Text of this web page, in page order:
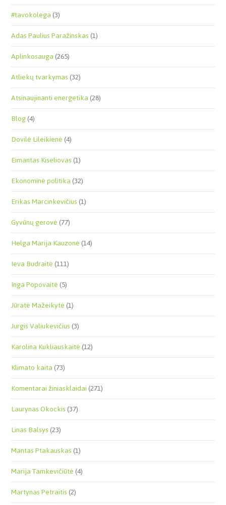
#tavokolega(3)
Adas Paulius Paražinskas(1)
Aplinkosauga(265)
Atliekų tvarkymas(32)
Atsinaujinanti energetika(28)
Blog(4)
Dovilė Lileikienė(4)
Eimantas Kiseliovas(1)
Ekonominė politika(32)
Erikas Marcinkevičius(1)
Gyvūnų gerovė(77)
Helga Marija Kauzonė(14)
Ieva Budraitė(111)
Inga Popovaitė(5)
Jūratė Mažeikytė(1)
Jurgis Valiukevičius(3)
Karolina Kukliauskaitė(12)
Klimato kaita(73)
Komentarai žiniasklaidai(271)
Laurynas Okockis(37)
Linas Balsys(23)
Mantas Ptakauskas(1)
Marija Tamkevičiūtė(4)
Martynas Petraitis(2)